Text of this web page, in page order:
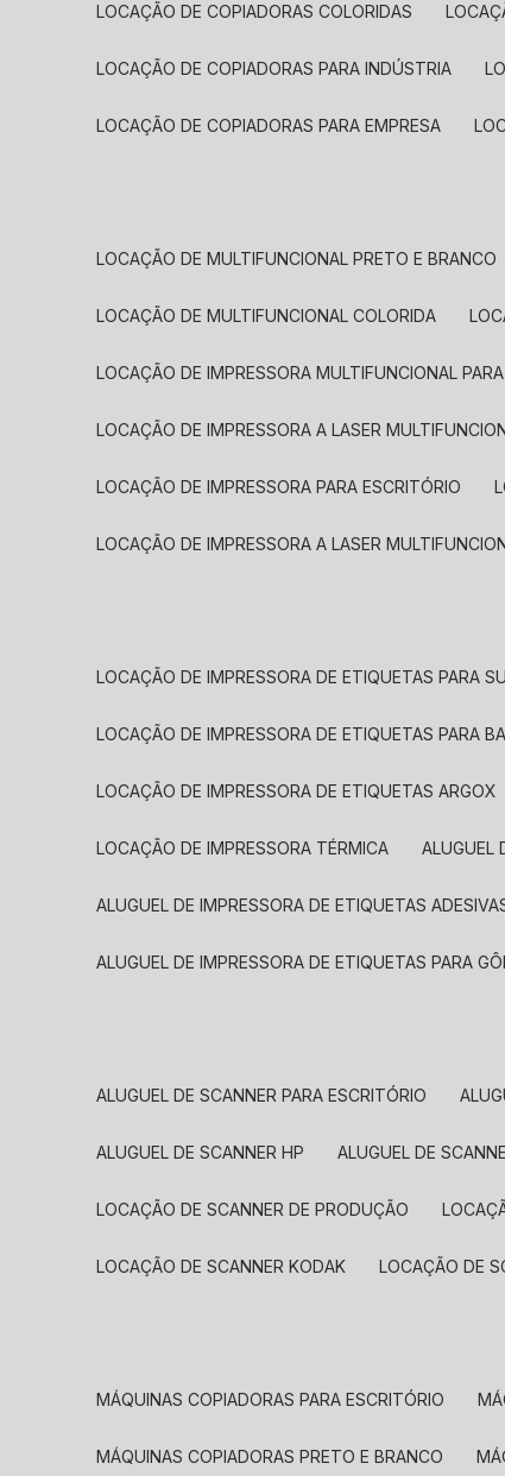
LOCAÇÃO DE COPIADORAS COLORIDAS
LOCAÇÃO DE COPIADORAS PARA INDÚSTRIA
LOCAÇÃO DE COPIADORAS PARA EMPRESA
LOCAÇÃO DE MULTIFUNCIONAL PRETO E BRANCO
LOCAÇÃO DE MULTIFUNCIONAL COLORIDA
LOCAÇÃO DE IMPRESSORA MULTIFUNCIONAL
LOCAÇÃO DE IMPRESSORA A LASER
LOCAÇÃO DE IMPRESSORA PARA ESCRITÓRIO
LOCAÇÃO DE IMPRESSORA A LASER
LOCAÇÃO DE IMPRESSORA DE ETIQUETAS PARA
LOCAÇÃO DE IMPRESSORA DE ETIQUETAS PARA
LOCAÇÃO DE IMPRESSORA DE ETIQUETAS ARGOX
LOCAÇÃO DE IMPRESSORA TÉRMICA
ALUGUEL DE IMPRESSORA DE ETIQUETAS
ALUGUEL DE IMPRESSORA DE ETIQUETAS PARA
ALUGUEL DE SCANNER PARA ESCRITÓRIO
ALUGUEL DE SCANNER HP ALUGUEL DE
LOCAÇÃO DE SCANNER DE PRODUÇÃO
LOCAÇÃO DE SCANNER KODAK LOCAÇÃO DE
MÁQUINAS COPIADORAS PARA ESCRITÓRIO
MÁQUINAS COPIADORAS PRETO E BRANCO